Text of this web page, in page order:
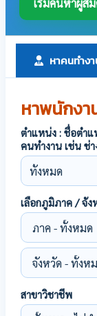
เริ่มค้นหาผู้ส
หาคนทำง
หาพนักงา
ตำแหน่ง : ชื่อตำแ
คนทำงาน เช่น ช่
เลือกภูมิภาค / จัง
สาขาวิชาชีพ